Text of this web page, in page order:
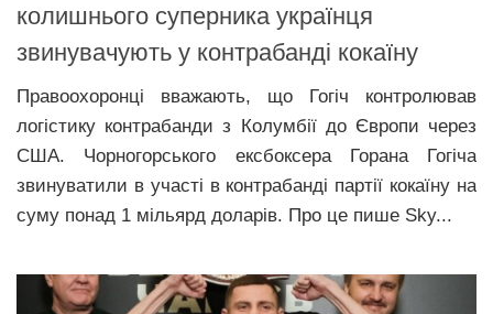
колишнього суперника українця
звинувачують у контрабанді кокаїну
Правоохоронці вважають, що Гогіч контролював
логістику контрабанди з Колумбії до Європи через
США. Чорногорського ексбоксера Горана Гогіча
звинуватили в участі в контрабанді партії кокаїну на
суму понад 1 мільярд доларів. Про це пише Sky...